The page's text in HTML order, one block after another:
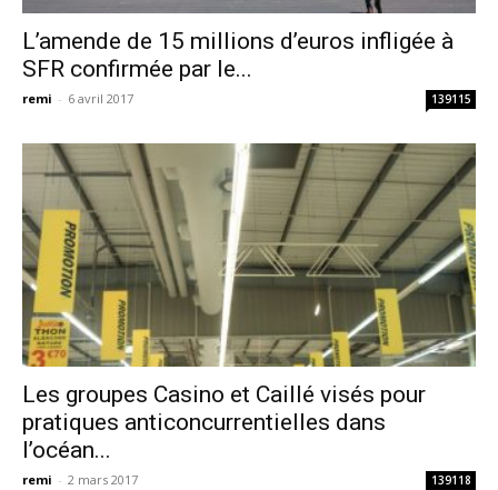
L’amende de 15 millions d’euros infligée à
SFR confirmée par le...
remi - 6 avril 2017 139115
Les groupes Casino et Caillé visés pour
pratiques anticoncurrentielles dans
l’océan...
remi - 2 mars 2017 139118